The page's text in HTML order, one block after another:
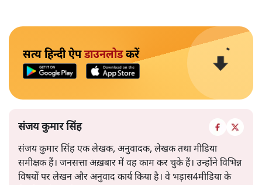
सत्य हिन्दी ऐपडाउनलोडकरें
संजय कुमार सिंह
संजय कुमार सिंह एक लेखक, अनुवादक, लेखक तथा मीडिया
समीक्षक हैं। जनसत्ता अख़बार में वह काम कर चुके हैं। उन्होंने विभिन्न
विषयों पर लेखन और अनुवाद कार्य किया है। वे भड़ास4मीडिया के